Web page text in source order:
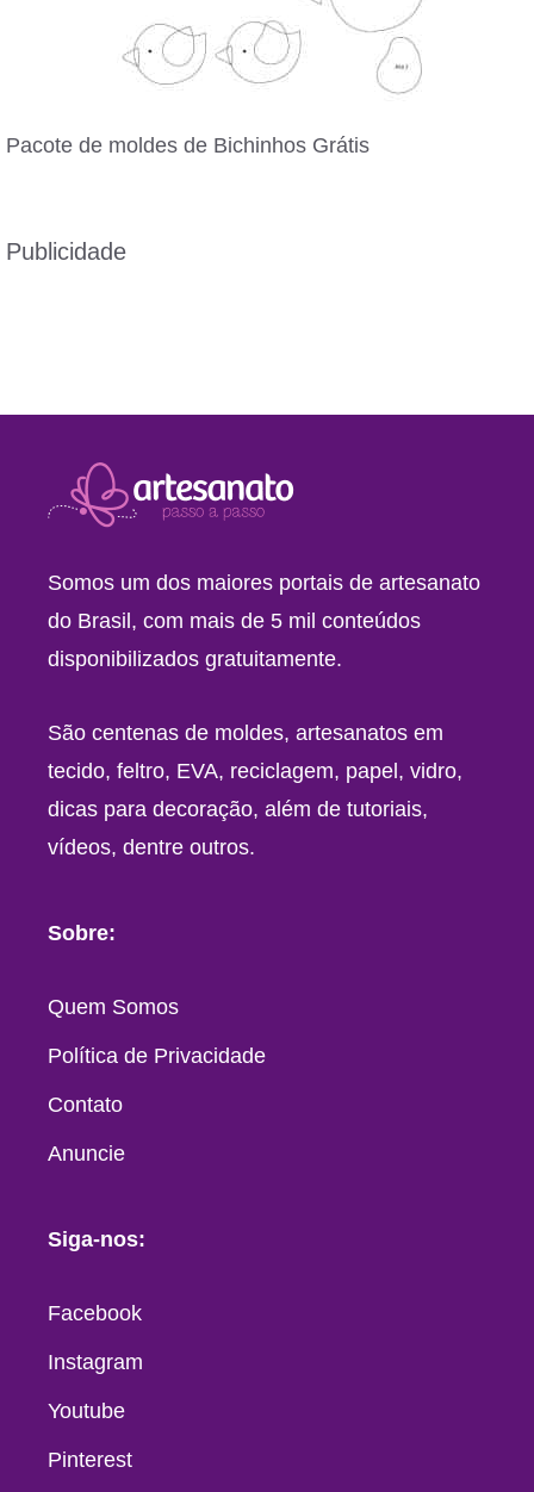
Pacote de moldes de Bichinhos Grátis
Publicidade
Somos um dos maiores portais de artesanato
do Brasil, com mais de 5 mil conteúdos
disponibilizados gratuitamente.
São centenas de moldes, artesanatos em
tecido, feltro, EVA, reciclagem, papel, vidro,
dicas para decoração, além de tutoriais,
vídeos, dentre outros.
Sobre:
Quem Somos
Política de Privacidade
Contato
Anuncie
Siga-nos:
Facebook
Instagram
Youtube
Pinterest